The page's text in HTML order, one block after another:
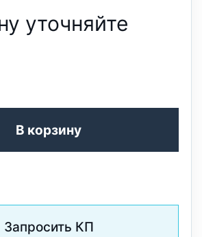
уточняйте
В корзину
Запросить КП